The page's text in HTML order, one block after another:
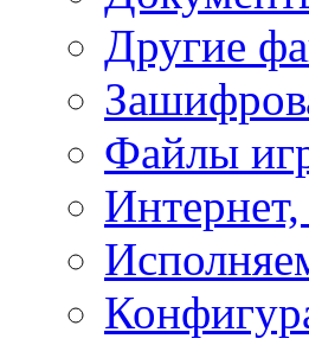
Другие
Файлы